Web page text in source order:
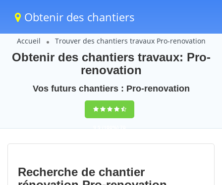
Obtenir des chantiers
Accueil Trouver des chantiers travaux Pro-renovation
Obtenir des chantiers travaux: Pro-
renovation
Vos futurs chantiers : Pro-renovation
9,5(100%)70
votes
Recherche de chantier